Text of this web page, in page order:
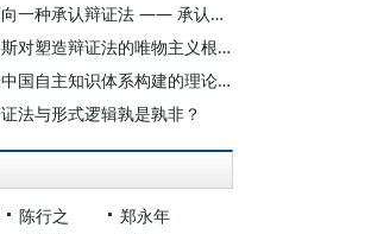
杨牧笛：迈向一种承认辩证法 —— 承认理论在批评中的演进
赵阵：恩格斯对塑造辩证法的唯物主义根基的原创性贡献
朱雪微：论中国自主知识体系构建的理论思维方式
法与形式逻辑孰是孰非？
陈行之
郑永年